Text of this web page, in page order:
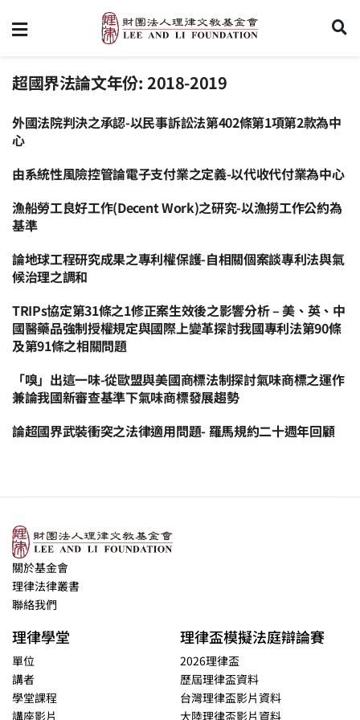
超國界法論文年份: 2018-2019
外國法院判決之承認-以民事訴訟法第402條第1項第2款為中
心
由系統性風險控管論電子支付業之定義-以代收代付業為中心
漁船勞工良好工作(Decent Work)之研究-以漁撈工作公約為
基準
論地球工程研究成果之專利權保護-自相關個案談專利法與氣
候治理之調和
TRIPs協定第31條之1修正案生效後之影響分析 – 美、英、中
國醫藥品強制授權規定與國際上變革探討我國專利法第90條
及第91條之相關問題
「嗅」出這一味-從歐盟與美國商標法制探討氣味商標之運作
兼論我國新審查基準下氣味商標發展趨勢
論超國界武裝衝突之法律適用問題- 羅馬規約二十週年回顧
關於基金會
理律法律叢書
聯絡我們
理律學堂
單位
講者
學堂課程
講座影片
理律盃模擬法庭辯論賽
2026理律盃
歷屆理律盃資料
台灣理律盃影片資料
大陸理律盃影片資料